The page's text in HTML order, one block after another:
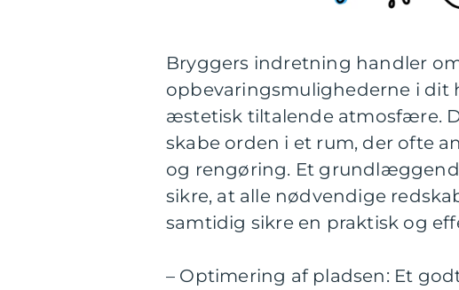
Bryggers indretning handler
opbevaringsmulighederne i dit
æstetisk tiltalende atmosfære.
skabe orden i et rum, der ofte
og rengøring. Et
sikre, at alle nødvendige
samtidig sikre en praktisk og
– Optimering af pladsen: Et